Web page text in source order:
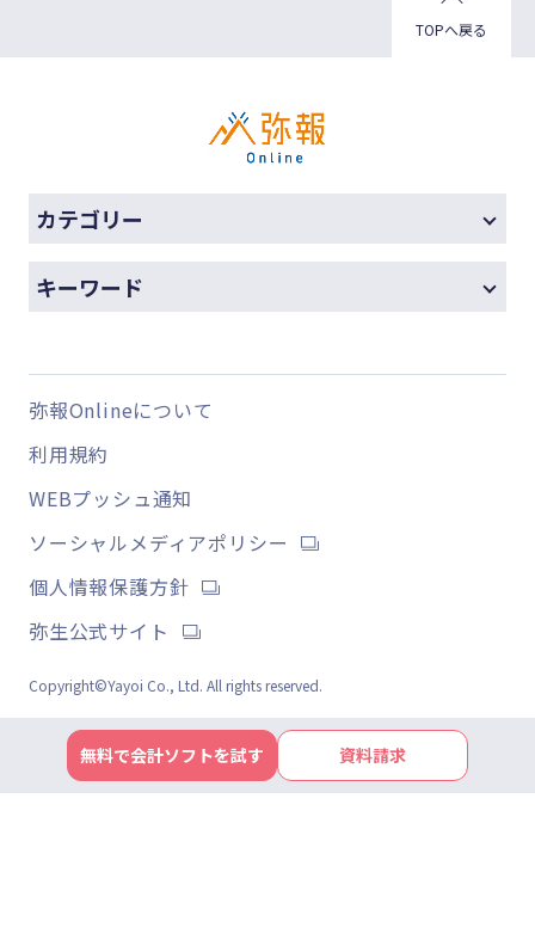
TOPへ戻る
無料で会計ソフトを試す 資料請求
カテゴリー
キーワード
弥報Onlineについて
利用規約
WEBプッシュ通知
ソーシャルメディアポリシー
個人情報保護方針
弥生公式サイト
Copyright©Yayoi Co., Ltd. All rights reserved.